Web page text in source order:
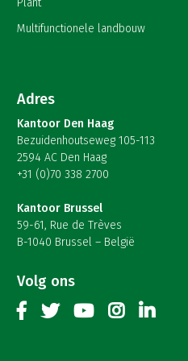
Multifunctionele landbouw
Adres
Kantoor Den Haag
Bezuidenhoutseweg 105-113
2594 AC Den Haag
+31 (0)70 338 2700
Kantoor Brussel
59-61, Rue de Trèves
B-1040 Brussel – België
Volg ons